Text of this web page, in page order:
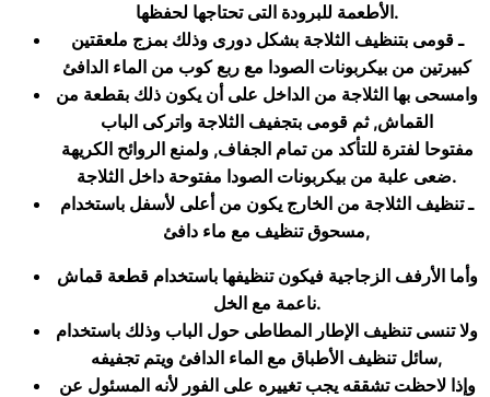
الأطعمة للبرودة التى تحتاجها لحفظها.
ـ قومى بتنظيف الثلاجة بشكل دورى وذلك بمزج ملعقتين
كبيرتين من بيكربونات الصودا مع ربع كوب من الماء الدافئ
وامسحى بها الثلاجة من الداخل على أن يكون ذلك بقطعة من
القماش, ثم قومى بتجفيف الثلاجة واتركى الباب
مفتوحا لفترة للتأكد من تمام الجفاف, ولمنع الروائح الكريهة
ضعى علبة من بيكربونات الصودا مفتوحة داخل الثلاجة.
ـ تنظيف الثلاجة من الخارج يكون من أعلى لأسفل باستخدام
مسحوق تنظيف مع ماء دافئ,
وأما الأرفف الزجاجية فيكون تنظيفها باستخدام قطعة قماش
ناعمة مع الخل.
ولا تنسى تنظيف الإطار المطاطى حول الباب وذلك باستخدام
سائل تنظيف الأطباق مع الماء الدافئ ويتم تجفيفه,
وإذا لاحظت تشققه يجب تغييره على الفور لأنه المسئول عن